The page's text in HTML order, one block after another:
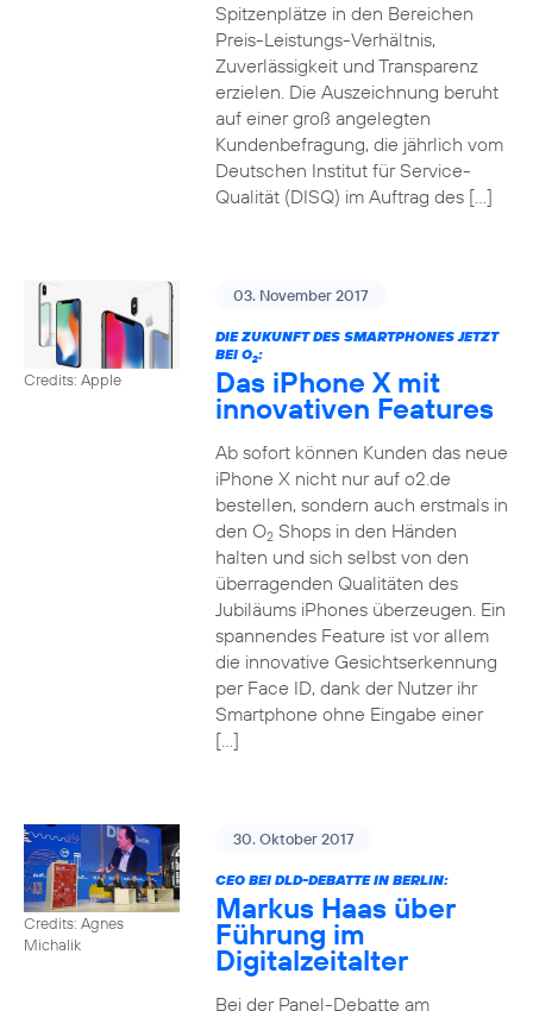
Spitzenplätze in den Bereichen
Preis-Leistungs-Verhältnis,
Zuverlässigkeit und Transparenz
erzielen. Die Auszeichnung beruht
auf einer groß angelegten
Kundenbefragung, die jährlich vom
Deutschen Institut für Service-
Qualität (DISQ) im Auftrag des […]
Credits: Apple
03. November 2017
DIE ZUKUNFT DES SMARTPHONES JETZT
BEI O2:
Das iPhone X mit
innovativen Features
Ab sofort können Kunden das neue
iPhone X nicht nur auf o2.de
bestellen, sondern auch erstmals in
den O2Shops in den Händen
halten und sich selbst von den
überragenden Qualitäten des
Jubiläums iPhones überzeugen. Ein
spannendes Feature ist vor allem
die innovative Gesichtserkennung
per Face ID, dank der Nutzer ihr
Smartphone ohne Eingabe einer
[…]
Credits: Agnes
Michalik
30. Oktober 2017
CEO BEI DLD-DEBATTE IN BERLIN:
Markus Haas über
Führung im
Digitalzeitalter
Bei der Panel-Debatte am